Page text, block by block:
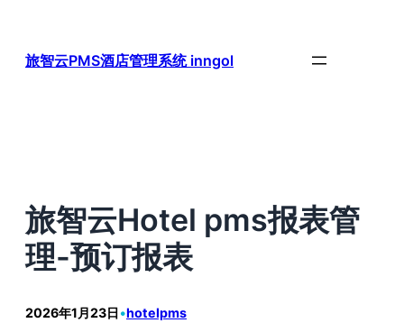
旅智云PMS酒店管理系统 inngol
旅智云Hotel pms报表管
理-预订报表
2026年1月23日•hotelpms